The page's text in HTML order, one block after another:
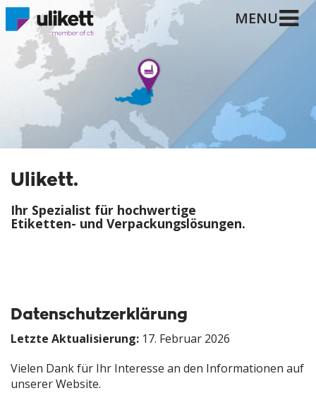
MENU
Ulikett.
Ihr Spezialist für hochwertige
Etiketten- und Verpackungslösungen.
Datenschutzerklärung
Letzte Aktualisierung: 17. Februar 2026
Vielen Dank für Ihr Interesse an den Informationen auf
unserer Website.